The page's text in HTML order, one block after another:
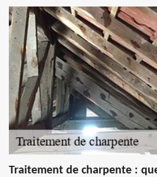
Traitement de charpente :